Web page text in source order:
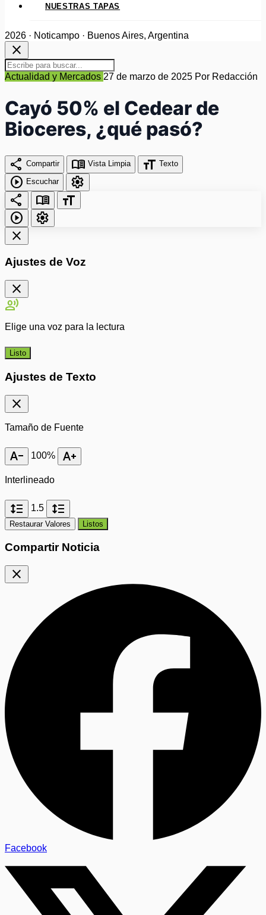
NUESTRAS TAPAS
2026 · Noticampo · Buenos Aires, Argentina
close
Actualidad y Mercados 27 de marzo de 2025 Por Redacción
Cayó 50% el Cedear de
Bioceres, ¿qué pasó?
share Compartir menu_book Vista Limpia format_size Texto
play_circle Escuchar
settings
share
menu_book
format_size
play_circle
settings
close
Ajustes de Voz
close
record_voice_over
Elige una voz para la lectura
Listo
Ajustes de Texto
close
Tamaño de Fuente
text_decrease 100% text_increase
Interlineado
format_line_spacing 1.5 format_line_spacing
Restaurar Valores Listos
Compartir Noticia
close
Facebook